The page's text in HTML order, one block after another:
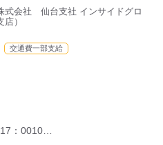
式会社 仙台支社 インサイドグロ
）
交通費一部支給
：0010…